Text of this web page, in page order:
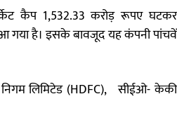
कैप 1,532.33 करोड़ रूपए घटकर
गया है। इसके बावजूद यह कंपनी पांचवें
लिमिटेड (HDFC), सीईओ- केकी